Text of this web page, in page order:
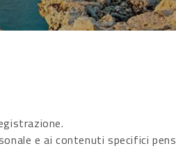
e ai contenuti specifici